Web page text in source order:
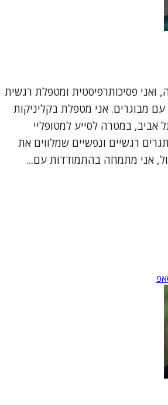
ואני פסיכותרפיסטית ומטפלת רגשית
עם מבוגרים. אני מטפלת בקליניקות
אביב, במטרה לסייע למטופליי
רגשיים ונפשיים שמלווים את
אני מתמחה בהתמודדות עם...